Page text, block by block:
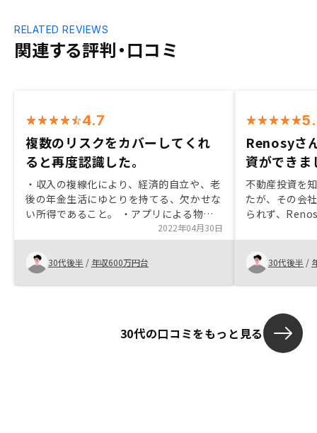
関連する評判・口コミ
RELATED REVIEWS
4.7
複数のリスクをカバーしてくれ
ると再度認識した。
・収入の複線化により、経済的自立や、老
後の年金生活にゆとりを持てる、欠かせな
い所得であること。 ・アプリによる物件
管理で、時間や場所を制限され な
いこと。 ・営業担当の方も金融リテラシ
ーがあり、資格も取得されていたので安心
できた。AIによる各個人のライフプラン管
理して、物件の追加購入や売却時期のアド
2022年04月30日
30代後半 / 年収600万円台
Renosyさ
資ができま
不動産投資を
たが、その会
られず、
動産投資の説
こんなに甘い
中で警戒心が
疑問に対して
に面談を重ね
良い商品やサ
社全体の熱い
30代後半 /
30代の口コミをもっと見る